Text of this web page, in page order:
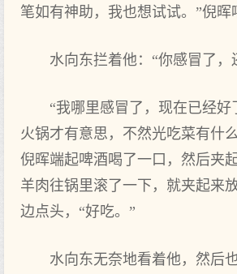
笔如有神助，我也想试试。”倪晖
水向东拦着他：“你感冒了，
“我哪里感冒了，现在已经
火锅才有意思，不然光吃菜有什
倪晖端起啤酒喝了一口，然后夹
羊肉往锅里滚了一下，就夹起来
边点头，“好吃。”
水向东无奈地看着他，然后